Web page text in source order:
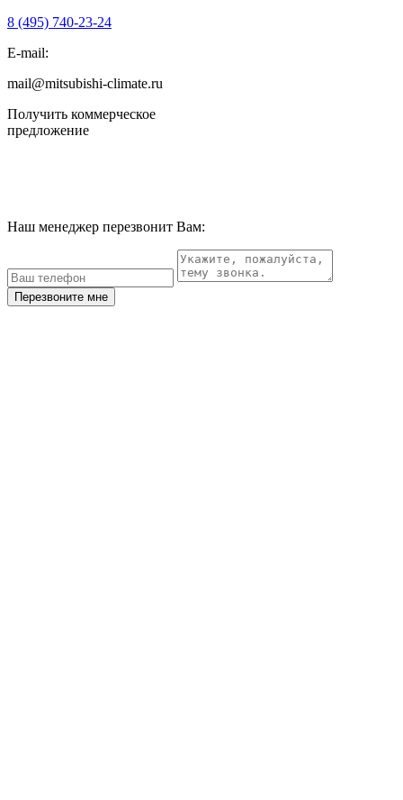
8 (495) 740-23-24
E-mail:
mail@mitsubishi-climate.ru
Получить коммерческое
предложение
Наш менеджер перезвонит Вам:
Перезвоните мне